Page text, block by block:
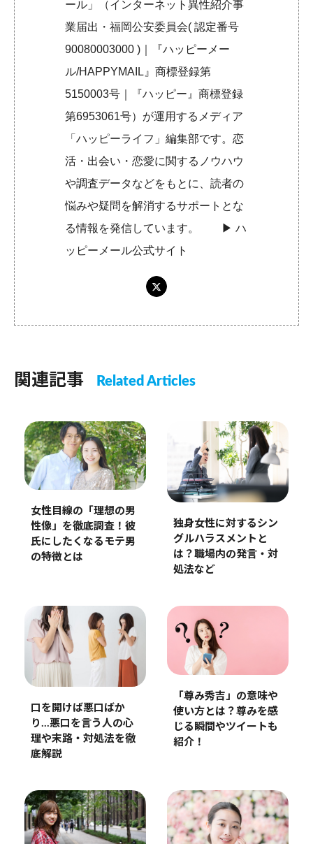
ール」（インターネット異性紹介事
業届出・福岡公安委員会( 認定番号
90080003000 )｜『ハッピーメー
ル/HAPPYMAIL』商標登録第
5150003号｜『ハッピー』商標登録
第6953061号）が運用するメディア
「ハッピーライフ」編集部です。恋
活・出会い・恋愛に関するノウハウ
や調査データなどをもとに、読者の
悩みや疑問を解消するサポートとな
る情報を発信しています。 ▶︎ハ
ッピーメール公式サイト
関連記事 Related Articles
女性目線の「理想の男
性像」を徹底調査！彼
氏にしたくなるモテ男
の特徴とは
独身女性に対するシン
グルハラスメントと
は？職場内の発言・対
処法など
口を開けば悪口ばか
り…悪口を言う人の心
理や末路・対処法を徹
底解説
「尊み秀吉」の意味や
使い方とは？尊みを感
じる瞬間やツイートも
紹介！